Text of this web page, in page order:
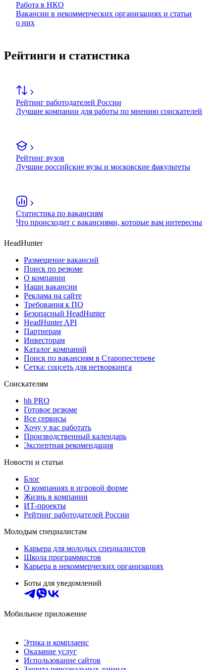
Работа в НКО
Вакансии в некоммерческих организациях и статьи
о них
Рейтинги и статистика
Рейтинг работодателей России
Лучшие компании для работы по мнению соискателей
Рейтинг вузов
Лучшие российские вузы и московские факультеты
Статистика по вакансиям
Что происходит с вакансиями, которые вам интересны
HeadHunter
Размещение вакансий
Поиск по резюме
О компании
Наши вакансии
Реклама на сайте
Требования к ПО
Безопасный HeadHunter
HeadHunter API
Партнерам
Инвесторам
Каталог компаний
Поиск по вакансиям в Старопестереве
Сетка: соцсеть для нетворкинга
Соискателям
hh PRO
Готовое резюме
Все сервисы
Хочу у вас работать
Производственный календарь
Экспертная рекомендация
Новости и статьи
Блог
О компаниях в игровой форме
Жизнь в компании
ИТ-проекты
Рейтинг работодателей России
Молодым специалистам
Карьера для молодых специалистов
Школа программистов
Карьера в некоммерческих организациях
Боты для уведомлений
Мобильное приложение
Этика и комплаенс
Оказание услуг
Использование сайтов